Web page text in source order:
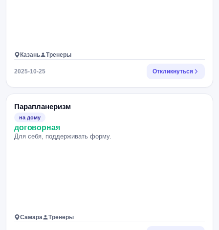
Казань Тренеры
2025-10-25 Откликнуться
Парапланеризм
на дому
договорная
Для себя, поддерживать форму.
Самара Тренеры